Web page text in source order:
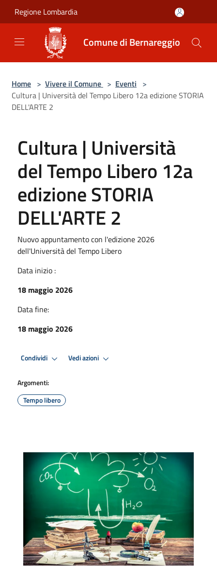
Regione Lombardia
Comune di Bernareggio
Home > Vivere il Comune > Eventi >
Cultura | Università del Tempo Libero 12a edizione STORIA
DELL'ARTE 2
Cultura | Università
del Tempo Libero 12a
edizione STORIA
DELL'ARTE 2
Nuovo appuntamento con l'edizione 2026
dell'Università del Tempo Libero
Data inizio :
18 maggio 2026
Data fine:
18 maggio 2026
Condividi Vedi azioni
Argomenti:
Tempo libero